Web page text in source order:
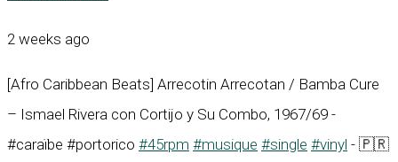
2 weeks ago
[Afro Caribbean Beats] Arrecotin Arrecotan / Bamba Cure
– Ismael Rivera con Cortijo y Su Combo, 1967/69 -
#caraïbe #portorico #45rpm #musique #single #vinyl - 🇵🇷